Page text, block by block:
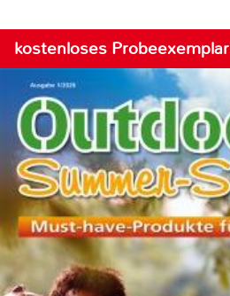
kostenloses Probeexemplar